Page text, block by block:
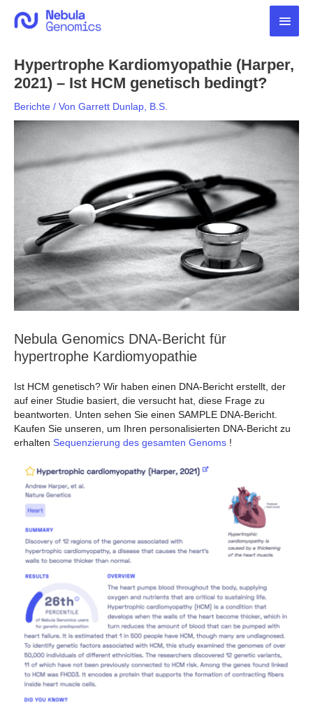
Inhalt
Hypertrophe Kardiomyopathie (Harper,
2021) – Ist HCM genetisch bedingt?
Berichte / Von Garrett Dunlap, B.S.
Nebula Genomics DNA-Bericht für
hypertrophe Kardiomyopathie
Ist HCM genetisch? Wir haben einen DNA-Bericht erstellt, der
auf einer Studie basiert, die versucht hat, diese Frage zu
beantworten. Unten sehen Sie einen SAMPLE DNA-Bericht.
Kaufen Sie unseren, um Ihren personalisierten DNA-Bericht zu
erhalten Sequenzierung des gesamten Genoms !